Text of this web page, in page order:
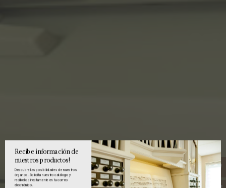
Recibe información de
nuestros productos!
Descubre las posibilidades de nuestros
órganos. Solicita nuestro catálogo y
recíbelo directamente en tu correo
electrónico.